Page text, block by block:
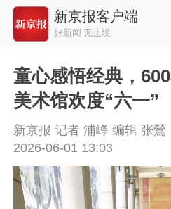
新京报客户端
好新闻 无止境
童心感悟经典，
美术馆欢度“六一”
新京报 记者 浦峰 编辑 张鶯
2026-06-01 13:03